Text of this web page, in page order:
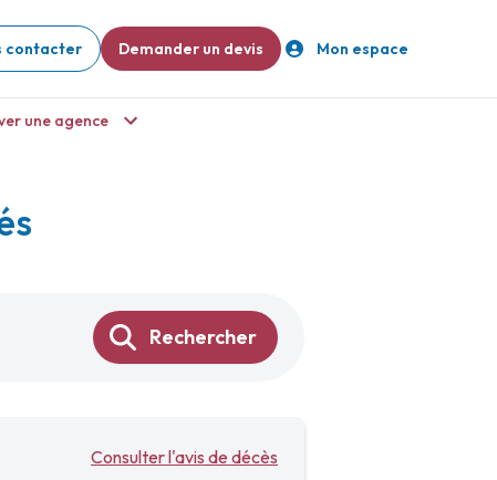
contacter Demander un devis Mon espace
une agence
Rechercher
Consulter l'avis de décès